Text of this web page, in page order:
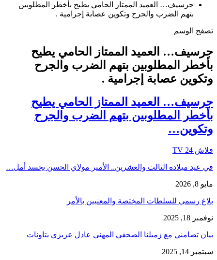
جرسيف… العميد الممتاز الحامي يطيح بأخطر المطلوبين
بتهم الضرب والجرح وتكوين عصابة إجرامية .
تصفح الوسم
جرسيف… العميد الممتاز الحامي يطيح
بأخطر المطلوبين بتهم الضرب والجرح
وتكوين عصابة إجرامية .
جرسيف… العميد الممتاز الحامي يطيح
بأخطر المطلوبين بتهم الضرب والجرح
وتكوين…
فلاش 24 TV
في عيد ميلاده الثالث والعشرين.. الأمير مولاي الحسن يجسد أمل…
مايو 8, 2026
بلاغ رسمي للسلطات المختصة والمعنيين بالأمر
نوفمبر 18, 2025
بيان تضامني مع زميلنا الصحفي المهني عادل عزيزي بتاونات
سبتمبر 14, 2025